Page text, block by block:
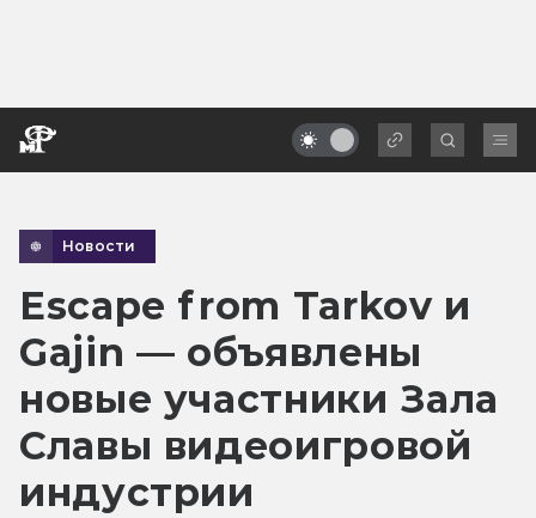
Новости
Escape from Tarkov и
Gajin — объявлены
новые участники Зала
Славы видеоигровой
индустрии